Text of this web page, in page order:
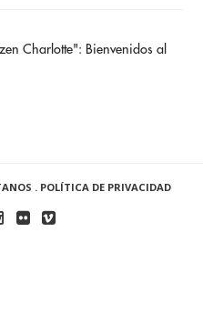
Charlotte": Bienvenidos al
. POLÍTICA DE PRIVACIDAD